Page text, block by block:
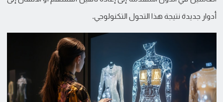
أدوار جديدة نتيجة هذا التحول التكنولوجي.